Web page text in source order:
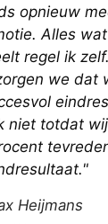
opnieuw
Alles
regel ik
we dat
niet totdat
Heijmans